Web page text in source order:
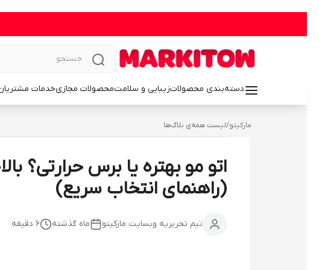
دسته‌بندی محصولاتزیبایی و سلامتمحصولات مجازیخدمات مشتریان
مارکیتو/لیست همه‌ی بلاگ‌ها
اتو مو بهتره یا برس حرارتی؟
(راهنمای انتخاب سریع)
تیم تحریریه وبسایت مارکیتو ماه گذشته 6 دقیقه